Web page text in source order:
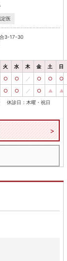
定医
3-17-30
火 水 木 金 土 日
○ ○ ／ ○ ○ ○
○ ○ ／ ○ ▲ ▲
休診日：木曜・祝日